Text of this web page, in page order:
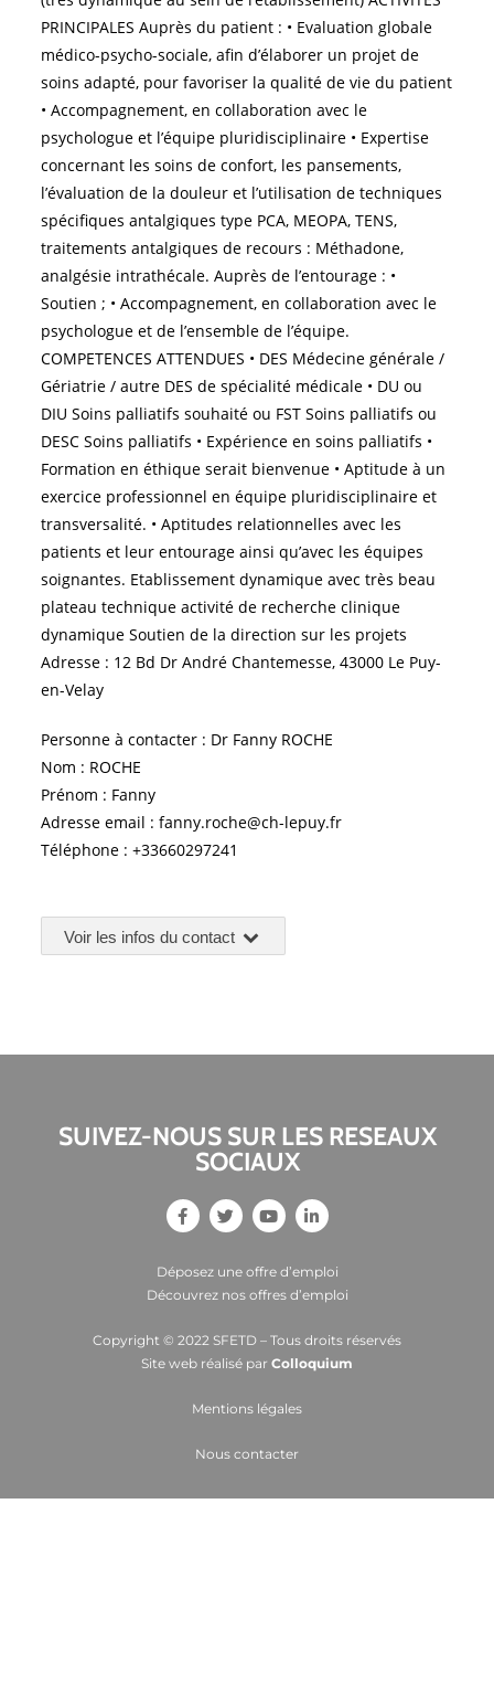
PRINCIPALES Auprès du patient : • Evaluation globale
médico-psycho-sociale, afin d’élaborer un projet de
soins adapté, pour favoriser la qualité de vie du patient
• Accompagnement, en collaboration avec le
psychologue et l’équipe pluridisciplinaire • Expertise
concernant les soins de confort, les pansements,
l’évaluation de la douleur et l’utilisation de techniques
spécifiques antalgiques type PCA, MEOPA, TENS,
traitements antalgiques de recours : Méthadone,
analgésie intrathécale. Auprès de l’entourage : •
Soutien ; • Accompagnement, en collaboration avec le
psychologue et de l’ensemble de l’équipe.
COMPETENCES ATTENDUES • DES Médecine générale /
Gériatrie / autre DES de spécialité médicale • DU ou
DIU Soins palliatifs souhaité ou FST Soins palliatifs ou
DESC Soins palliatifs • Expérience en soins palliatifs •
Formation en éthique serait bienvenue • Aptitude à un
exercice professionnel en équipe pluridisciplinaire et
transversalité. • Aptitudes relationnelles avec les
patients et leur entourage ainsi qu’avec les équipes
soignantes. Etablissement dynamique avec très beau
plateau technique activité de recherche clinique
dynamique Soutien de la direction sur les projets
Adresse : 12 Bd Dr André Chantemesse, 43000 Le Puy-
en-Velay
Personne à contacter : Dr Fanny ROCHE
Nom : ROCHE
Prénom : Fanny
Adresse email : fanny.roche@ch-lepuy.fr
Téléphone : +33660297241
Voir les infos du contact
SUIVEZ-NOUS SUR LES RESEAUX
SOCIAUX
Déposez une offre d’emploi
Découvrez nos offres d’emploi
Copyright © 2022 SFETD – Tous droits réservés
Site web réalisé par Colloquium
Mentions légales
Nous contacter